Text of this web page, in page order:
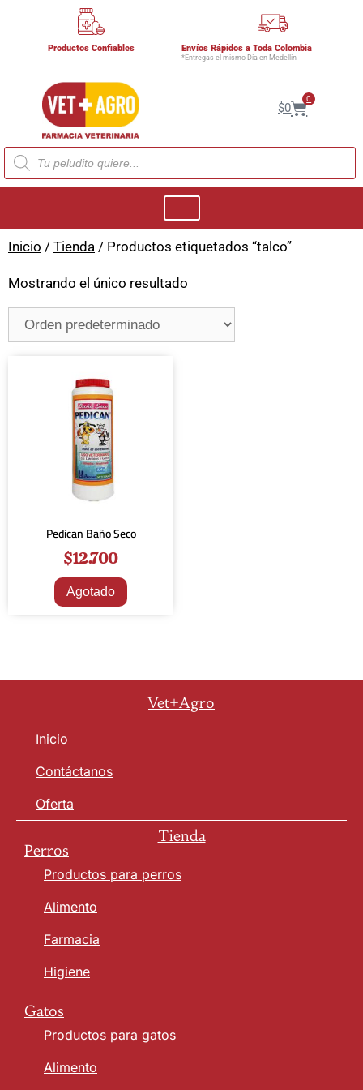
Productos Confiables Envíos Rápidos a Toda Colombia
*Entregas el mismo Día en Medellín
$0
0
Inicio / Tienda / Productos etiquetados “talco”
Mostrando el único resultado
Pedican Baño Seco
$12.700
Agotado
Vet+Agro
Inicio
Contáctanos
Oferta
Tienda
Perros
Productos para perros
Alimento
Farmacia
Higiene
Gatos
Productos para gatos
Alimento